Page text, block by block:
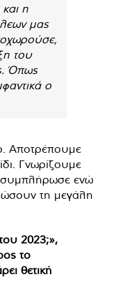
η
μας
του
Όπως
ο
Αποτρέπουμε
Γνωρίζουμε
συμπλήρωσε ενώ
τη μεγάλη
2023;»,
το
θετική